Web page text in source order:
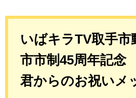
いばキラTV取手市
市市制45周年記
君からのお祝いメ